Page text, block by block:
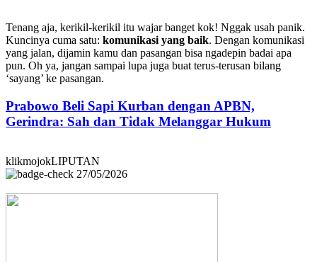
Tenang aja, kerikil-kerikil itu wajar banget kok! Nggak usah panik.
Kuncinya cuma satu: komunikasi yang baik. Dengan komunikasi
yang jalan, dijamin kamu dan pasangan bisa ngadepin badai apa
pun. Oh ya, jangan sampai lupa juga buat terus-terusan bilang
‘sayang’ ke pasangan.
Prabowo Beli Sapi Kurban dengan APBN,
Gerindra: Sah dan Tidak Melanggar Hukum
klikmojokLIPUTAN
27/05/2026